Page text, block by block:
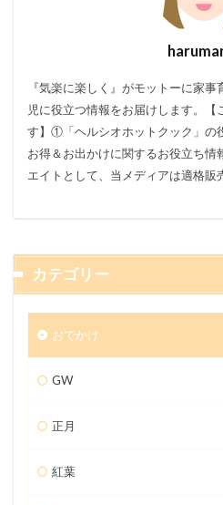
『気楽に楽しく』がモットーに家
児に役立つ情報をお届けします。【
す】①「ヘルシオホットクック」
お得＆お出かけに関するお役立
エイトとして、当メディアは適格販
カテゴリー
おでかけ
GW
正月
紅葉